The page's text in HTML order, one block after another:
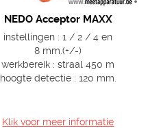
NEDO Acceptor MAXX
instellingen : 1 / 2 / 4 en
8 mm.(+/-)
werkbereik : straal 450 m
hoogte detectie : 120 mm.
Klik voor meer informatie